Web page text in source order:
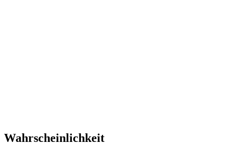
Wahrscheinlichkeit